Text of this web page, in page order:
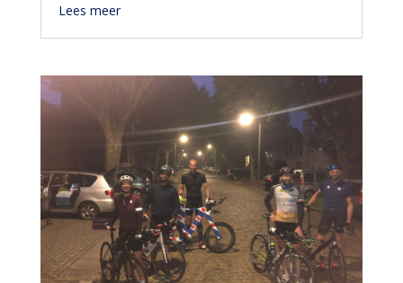
Lees meer